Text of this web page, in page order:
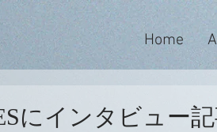
Home
にインタビュー